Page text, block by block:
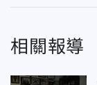
相關報導